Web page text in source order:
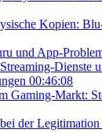
Kopien:
und App-
Dienste
00:46:08
Gaming-Markt:
der